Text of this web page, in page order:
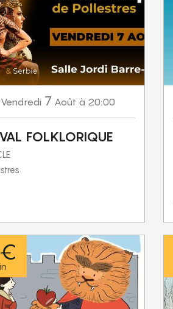
Vendredi 7 Août à 20:00
FOLKLORIQUE